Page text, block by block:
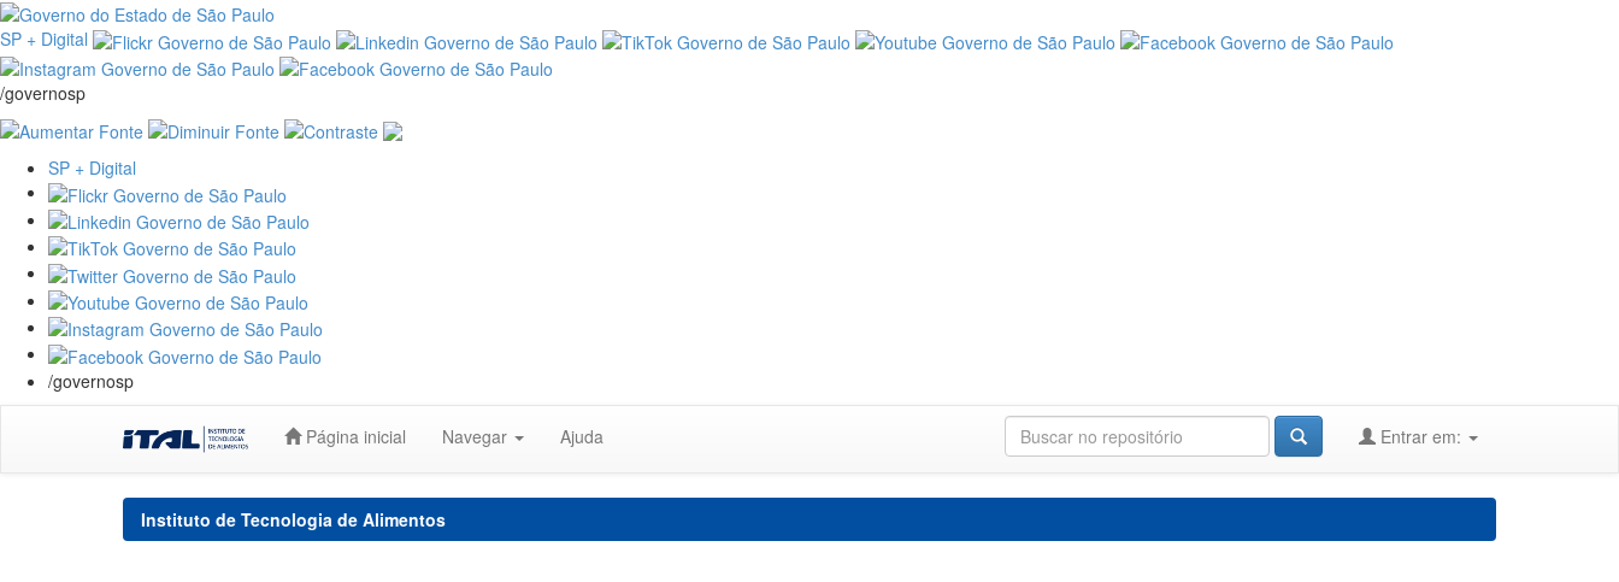
SP + Digital
/governosp
SP + Digital
/governosp
Página inicial Navegar Ajuda Entrar em:
Instituto de Tecnologia de Alimentos